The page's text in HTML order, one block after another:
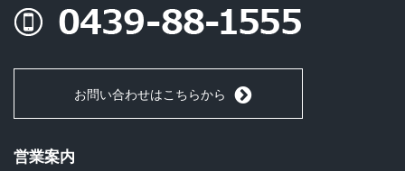
お問い合わせはこちらから
営業案内